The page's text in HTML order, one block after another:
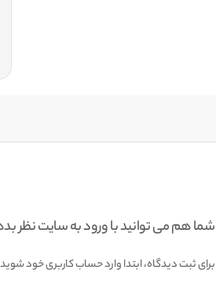
شما هم می توانید با ورود به سایت نظر
برای ثبت دیدگاه، ابتدا وارد حساب کاربری خود